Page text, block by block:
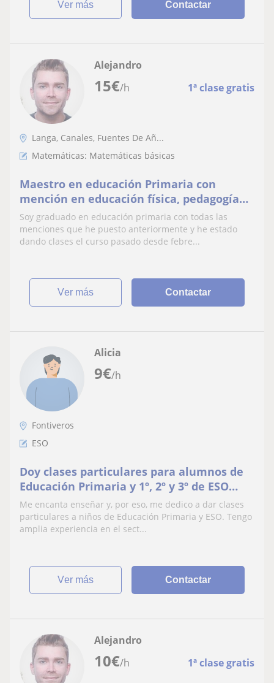
ver más Contactar
15€/h 1ª clase gratis
Alejandro
Langa, Canales, Fuentes De Añ...
Matemáticas: Matemáticas básicas
Maestro en educación Primaria con
mención en educación física, pedagogía
terapeútica, audición y lenguaje y en
lengua inglesa
Soy graduado en educación primaria con todas las
menciones que he puesto anteriormente y he estado
dando clases el curso pasado desde febre...
ver más Contactar
9€/h
Alicia
Fontiveros
ESO
Doy clases particulares para alumnos de
Educación Primaria y 1º, 2º y 3º de ESO
(refuerzo en todas las asignaturas, ayuda
con las tareas, técnicas de estudio, apoyo
en la lectura y la escritura, etc.)
Me encanta enseñar y, por eso, me dedico a dar clases
particulares a niños de Educación Primaria y ESO. Tengo
amplia experiencia en el sect...
ver más Contactar
10€/h 1ª clase gratis
Alejandro